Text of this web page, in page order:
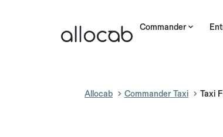
Commander
Allocab Commander Taxi Taxi